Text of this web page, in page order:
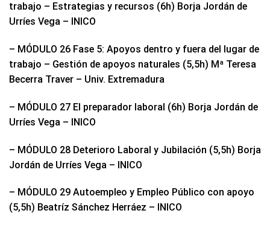
trabajo – Estrategias y recursos (6h) Borja Jordán de
Urríes Vega – INICO
– MÓDULO 26 Fase 5: Apoyos dentro y fuera del lugar de
trabajo – Gestión de apoyos naturales (5,5h) Mª Teresa
Becerra Traver – Univ. Extremadura
– MÓDULO 27 El preparador laboral (6h) Borja Jordán de
Urríes Vega – INICO
– MÓDULO 28 Deterioro Laboral y Jubilación (5,5h) Borja
Jordán de Urríes Vega – INICO
– MÓDULO 29 Autoempleo y Empleo Público con apoyo
(5,5h) Beatríz Sánchez Herráez – INICO